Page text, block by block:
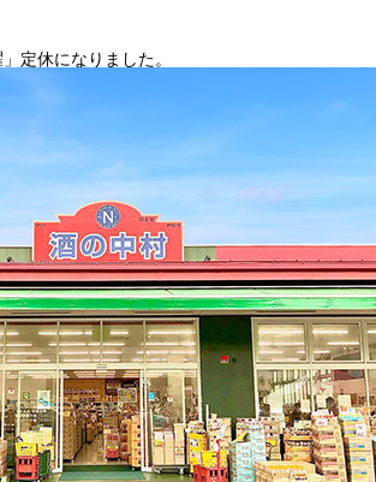
定休になりました。